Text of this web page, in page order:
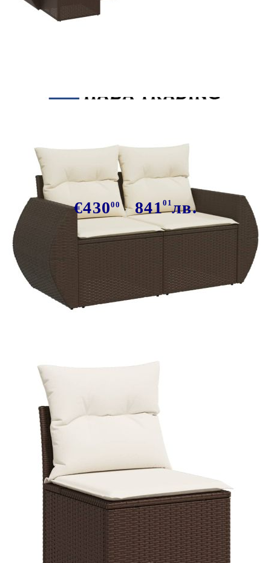
възглавници, 7 части, кафяв,
полиратан
€43000 84101лв.
В наличност: 78 бр.
Време за доставка: 5 до 9 дни
Безплатна доставка до адрес при плащане по банков път
Кремавобял
Материал:
EAN code:
Височина на седалката от земята:
Височина на подлакътника от земята:
Размери на седалката:
Размери на възглавницата за облягане:
Деб)
Максимален капацитет на натоварване
(на място):
Размери на възглавницата на
седалката:
55 x 55 x 3 см (Ш x Д x Деб)
Материал на покритието:
Плат (100% полиестер)
Материал за пълнеж на възглавницата
за сядане:
Дунапрен
Материал за пълнеж на облегалката: Памучни влакна